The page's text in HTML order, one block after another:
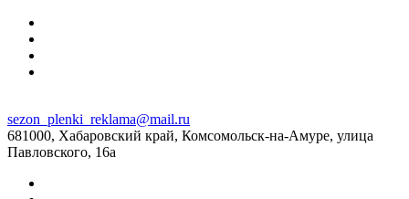
sezon_plenki_reklama@mail.ru
681000, Хабаровский край, Комсомольск-на-Амуре, улица
Павловского, 16а